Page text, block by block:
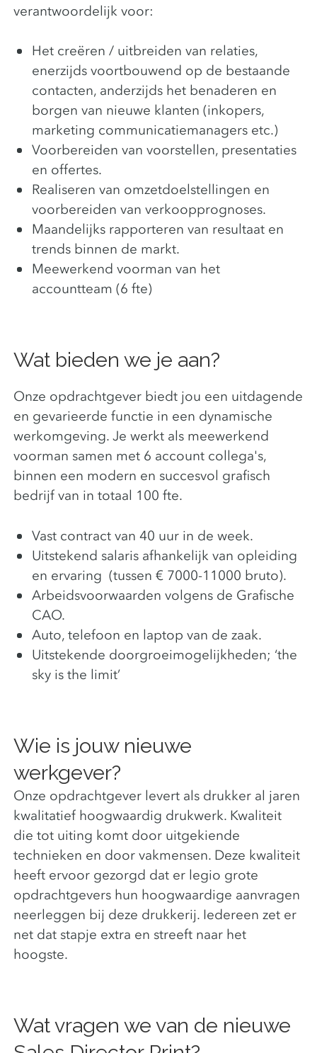
verantwoordelijk voor:
Het creëren / uitbreiden van relaties,
enerzijds voortbouwend op de bestaande
contacten, anderzijds het benaderen en
borgen van nieuwe klanten (inkopers,
marketing communicatiemanagers etc.)
Voorbereiden van voorstellen, presentaties
en offertes.
Realiseren van omzetdoelstellingen en
voorbereiden van verkoopprognoses.
Maandelijks rapporteren van resultaat en
trends binnen de markt.
Meewerkend voorman van het
accountteam (6 fte)
Wat bieden we je aan?
Onze opdrachtgever biedt jou een uitdagende
en gevarieerde functie in een dynamische
werkomgeving. Je werkt als meewerkend
voorman samen met 6 account collega's,
binnen een modern en succesvol grafisch
bedrijf van in totaal 100 fte.
Vast contract van 40 uur in de week.
Uitstekend salaris afhankelijk van opleiding
en ervaring (tussen € 7000-11000 bruto).
Arbeidsvoorwaarden volgens de Grafische
CAO.
Auto, telefoon en laptop van de zaak.
Uitstekende doorgroeimogelijkheden; ‘the
sky is the limit’
Wie is jouw nieuwe
werkgever?
Onze opdrachtgever levert als drukker al jaren
kwalitatief hoogwaardig drukwerk. Kwaliteit
die tot uiting komt door uitgekiende
technieken en door vakmensen. Deze kwaliteit
heeft ervoor gezorgd dat er legio grote
opdrachtgevers hun hoogwaardige aanvragen
neerleggen bij deze drukkerij. Iedereen zet er
net dat stapje extra en streeft naar het
hoogste.
Wat vragen we van de nieuwe